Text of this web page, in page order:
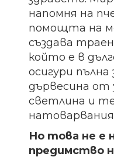
напомня на
помощта на
създава
който е в
осигури
дървесина от
светлина и
натоварвания
Но това не е
предимство